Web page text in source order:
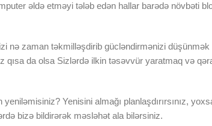
əldə etməyi tələb edən hallar barədə növbəti
nə zaman təkmilləşdirib gücləndirmənizi
qısa da olsa Sizlərdə ilkin təsəvvür yaratmaq və
Yenisini almağı planlaşdırırsınız,
bizə bildirərək məsləhət ala bilərsiniz.